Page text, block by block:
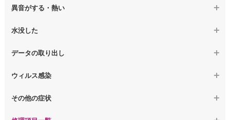
【デスクトップPC】修復モードから復旧できない
【デスクトップPC】その他の起動しない問題
【デスクトップPC】操作中の動作が遅い
異音がする・熱い
【デスクトップPC】パソコンから異音がする
水没した
【デスクトップPC】水没してパソコンが動かない
データの取り出し
【デスクトップPC】起動しないPCのデータを復旧
ウィルス感染
【デスクトップPC】特定のプログラムを削除したい
その他の症状
【デスクトップPC】事例紹介